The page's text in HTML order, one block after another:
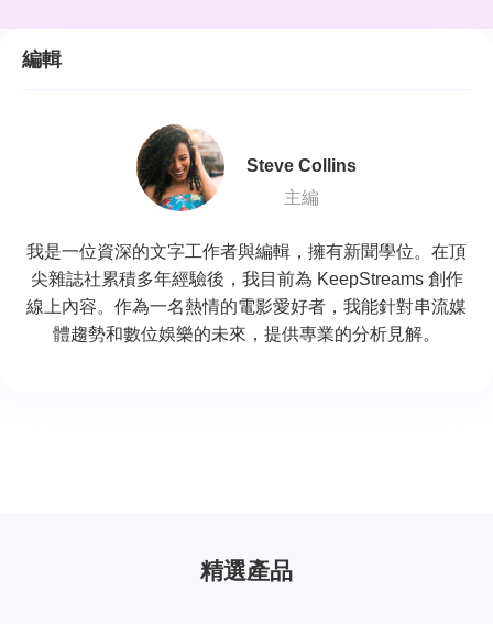
編輯
Steve Collins
主編
我是一位資深的文字工作者與編輯，擁有新聞學位。在頂
尖雜誌社累積多年經驗後，我目前為 KeepStreams 創作
線上內容。作為一名熱情的電影愛好者，我能針對串流媒
體趨勢和數位娛樂的未來，提供專業的分析見解。
精選產品